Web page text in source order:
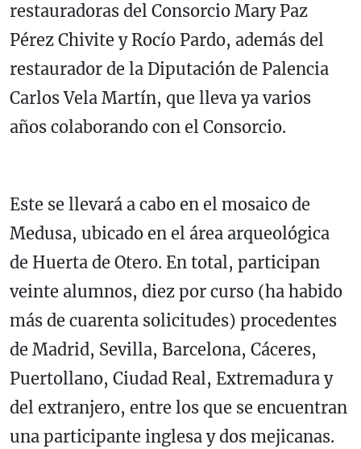
restauradoras del Consorcio Mary Paz
Pérez Chivite y Rocío Pardo, además del
restaurador de la Diputación de Palencia
Carlos Vela Martín, que lleva ya varios
años colaborando con el Consorcio.
Este se llevará a cabo en el mosaico de
Medusa, ubicado en el área arqueológica
de Huerta de Otero. En total, participan
veinte alumnos, diez por curso (ha habido
más de cuarenta solicitudes) procedentes
de Madrid, Sevilla, Barcelona, Cáceres,
Puertollano, Ciudad Real, Extremadura y
del extranjero, entre los que se encuentran
una participante inglesa y dos mejicanas.